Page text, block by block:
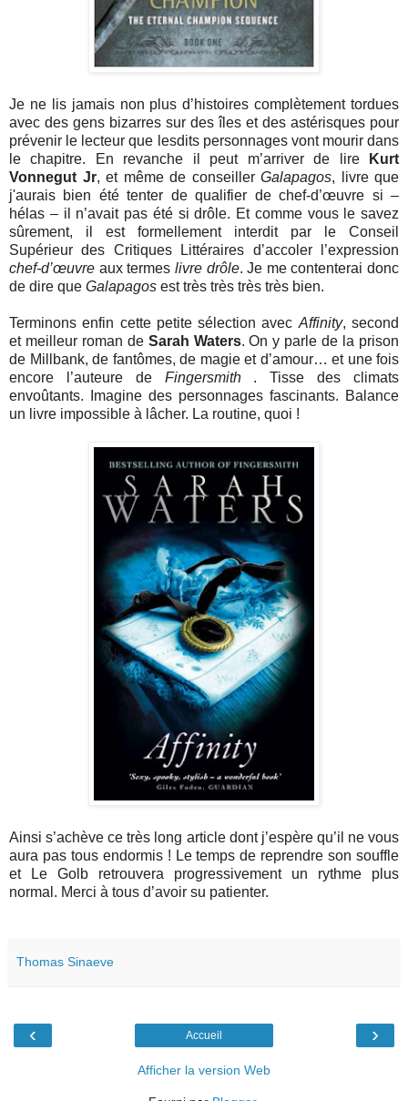
Je ne lis jamais non plus d’histoires complètement tordues
avec des gens bizarres sur des îles et des astérisques pour
prévenir le lecteur que lesdits personnages vont mourir dans
le chapitre. En revanche il peut m’arriver de lire
Kurt
Vonnegut Jr, et même de conseiller Galapagos, livre que
j'aurais bien été tenter de qualifier de chef-d’œuvre si –
hélas – il n’avait pas été si drôle. Et comme vous le savez
sûrement, il est formellement interdit par le Conseil
Supérieur des Critiques Littéraires d’accoler l’expression
chef-d’œuvre aux termes livre drôle. Je me contenterai donc
de dire que Galapagos est très très très très bien.
Terminons enfin cette petite sélection avec Affinity, second
et meilleur roman de Sarah Waters. On y parle de la prison
de Millbank, de fantômes, de magie et d’amour… et une fois
encore l’auteure de Fingersmith. Tisse des climats
envoûtants. Imagine des personnages fascinants. Balance
un livre impossible à lâcher. La routine, quoi !
Ainsi s’achève ce très long article dont j’espère qu’il ne vous
aura pas tous endormis ! Le temps de reprendre son souffle
et Le Golb retrouvera progressivement un rythme plus
normal. Merci à tous d’avoir su patienter.
Thomas Sinaeve
‹ ›
Accueil
Afficher la version Web